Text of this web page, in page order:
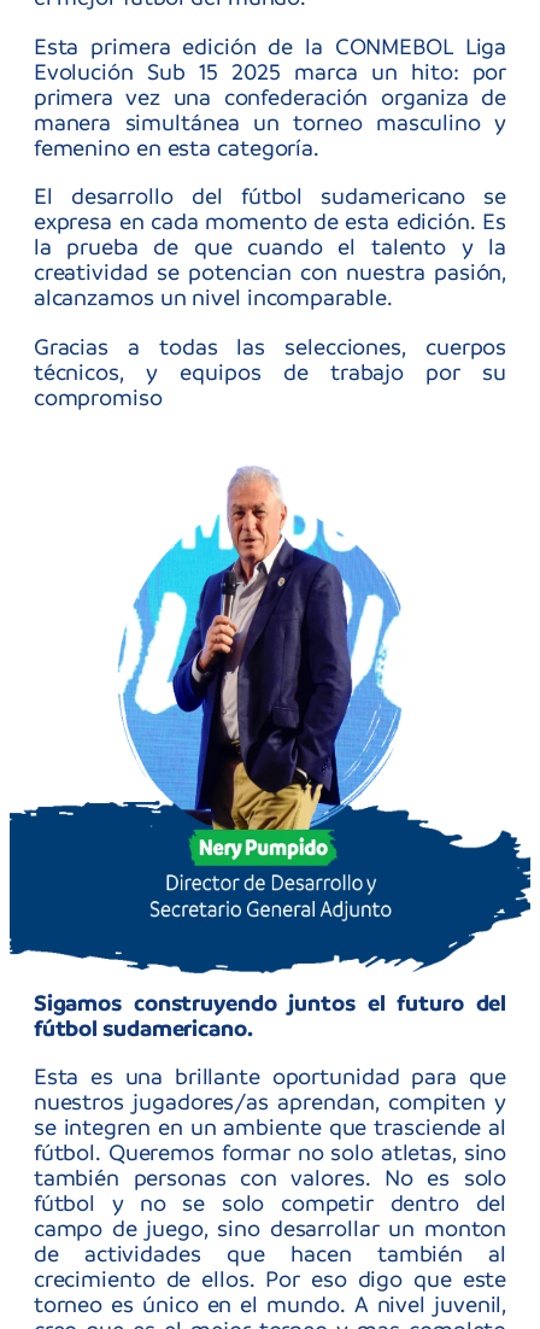
Sigamos construyendo juntos el futuro del
fútbol sudamericano.
Esta es una brillante oportunidad para que
nuestros jugadores/as aprendan, compiten y
se integren en un ambiente que trasciende al
fútbol. Queremos formar no solo atletas, sino
campo de juego, sino desarrollar un monton
de actividades que hacen también al
crecimiento de ellos. Por eso digo que este
torneo es único en el mundo. A nivel juvenil,
creo que es el mejor torneo y mas completo
que puede haber. En la cancha somos rivales,
pero afuera de ella no hay enemigos.
Al terminar el partido, todos compartimos
una misma pasión y una misma profesión:
El árbitro da el pitazo inicial y comienza la
CONMEBOL Liga Evolución Sub 15en la que
participan las 10 selecciones de Sudamérica.
primera vez, una confederación organizó de
masculino y femenino.No es la única apuesta
del torneo.CONMEBOL Evolución
foco puesto en la formación integral para
jóvenes deportistas.
Fecha
24 de septiembre de 2025
Lugar
Centro de Alto Rendimiento de Fútbol
Femenino de Ypané (CARFEM) de
Ypané Paraguay